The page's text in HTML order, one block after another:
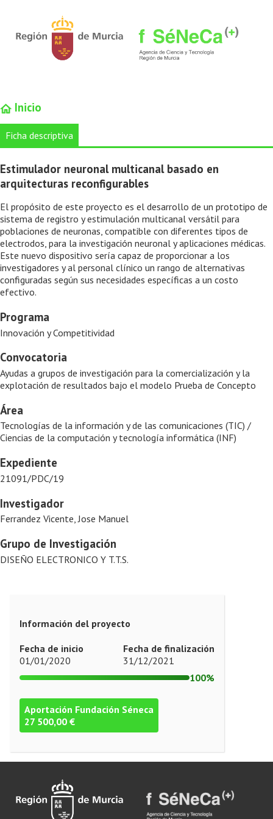
Inicio
Ficha descriptiva
Estimulador neuronal multicanal basado en
arquitecturas reconfigurables
El propósito de este proyecto es el desarrollo de un prototipo de
sistema de registro y estimulación multicanal versátil para
poblaciones de neuronas, compatible con diferentes tipos de
electrodos, para la investigación neuronal y aplicaciones médicas.
Este nuevo dispositivo sería capaz de proporcionar a los
investigadores y al personal clínico un rango de alternativas
configuradas según sus necesidades específicas a un costo
efectivo.
Programa
Innovación y Competitividad
Convocatoria
Ayudas a grupos de investigación para la comercialización y la
explotación de resultados bajo el modelo Prueba de Concepto
Área
Tecnologías de la información y de las comunicaciones (TIC) /
Ciencias de la computación y tecnología informática (INF)
Expediente
21091/PDC/19
Investigador
Ferrandez Vicente, Jose Manuel
Grupo de Investigación
DISEÑO ELECTRONICO Y T.T.S.
Información del proyecto
Fecha de inicio
01/01/2020
Fecha de finalización
31/12/2021
100%
Aportación Fundación Séneca
27 500,00 €